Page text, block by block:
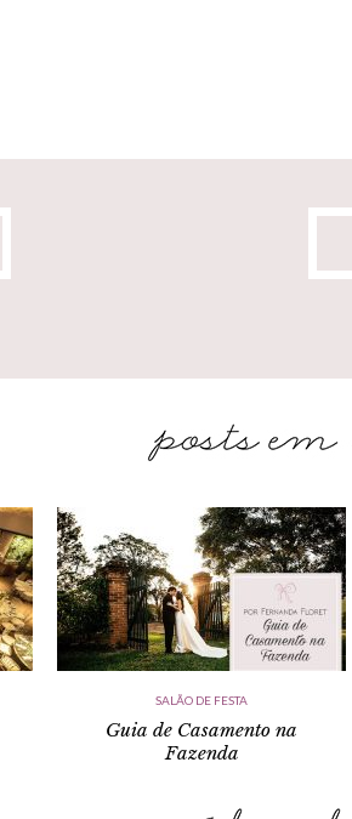
SALÃO DE FESTA
Guia de Casamento na
Fazenda